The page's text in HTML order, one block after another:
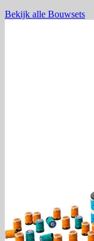
Bekijk alle Bouwsets